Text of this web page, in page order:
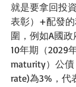
就是要拿回投
表彰）+配發
圍，例如A國
10年期（2029
maturity）公
rate)為3%，代